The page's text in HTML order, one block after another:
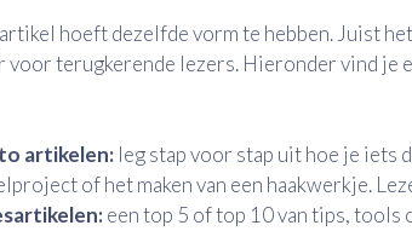
hoeft dezelfde vorm te hebben. Juist
voor terugkerende lezers. Hieronder vind je
artikelen: leg stap voor stap uit hoe je iets
of het maken van een haakwerkje.
een top 5 of top 10 van tips,